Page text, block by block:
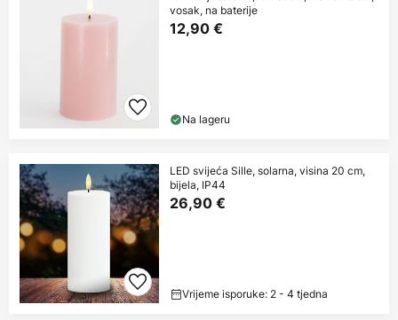
vosak, na baterije
12,90 €
Na lageru
LED svijeća Sille, solarna, visina 20 cm,
bijela, IP44
26,90 €
Vrijeme isporuke: 2 - 4 tjedna